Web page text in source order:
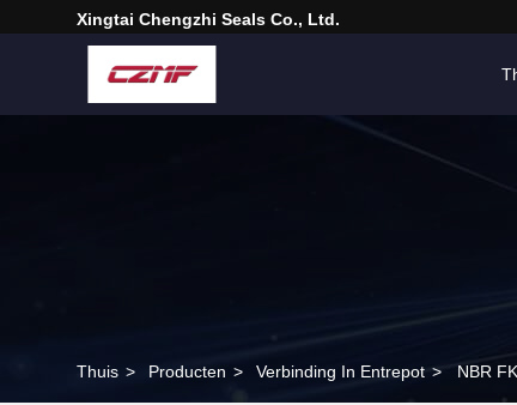
Xingtai Chengzhi Seals Co., Ltd.
Thuis > Producten > Verbinding In Entrepot > NBR